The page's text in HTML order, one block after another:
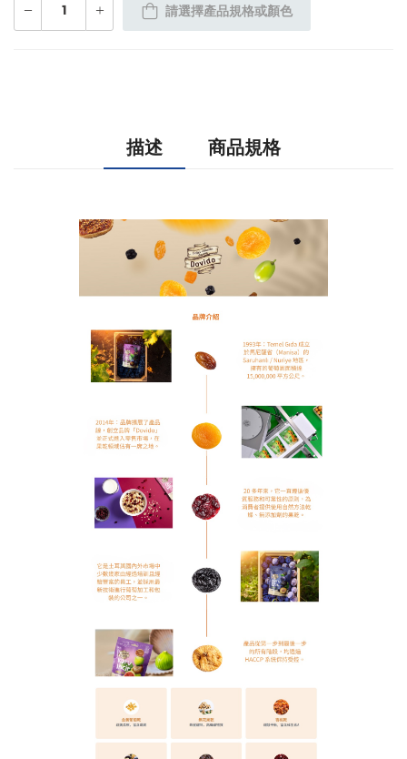
請選擇產品規格或顏色
描述 商品規格